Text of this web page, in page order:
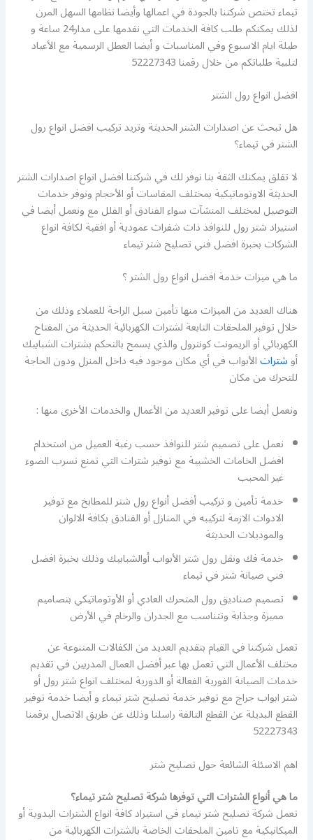
تيماء تختص شركتنا بالجودة في اعمالها وأيضا نظامها السهل المرن
لذلك يمكنكم طلب كافة الخدمات التي نقدمها على مدار24 ساعة و
طيلة ايام الاسبوع وفي المناسبات و أيضا العطل الرسمية مع الأعياد
لتلبية طلباتكم من خلال رقمنا 52227343
افضل انواع رول الشتر
هل تبحث عن اصدارات الشتر الحديثة وتريد تركيب افضل انواع رول
الشتر في تيماء؟
لا تقلق يمكنك الثقة بنا نوفر لك في شركتنا افضل انواع اصدارات الشتر
الحديثة الاوتوماتيكية بمختلف المقاسات أو الأحجام ونوفر خدمات
التوصيل لمختلف المنشآت سواء الفنادق أو الفلل مع ونعمل أيضا في
استيراد شتر رول للنوافذ ذات شفرات عمودية أو افقية لكافة انواع
الشركات بخبرة افضل فني تصليح شتر تيماء
ما هي ميزات خدمة افضل انواع رول الشتر ؟
هناك العديد من الميزات منها تأمين سبل الراحة للعملاء وذلك من
خلال توفير الملحقات التابعة لشترات الكهربائية الحديثة من المفتاح
الكهربائي أو الريمونت كونترول والذي يسمح بالتحكم بشترات الشبابيك
أوشتراتالأبواب في أي مكان موجود فيه داخل المنزل ودون الحاجة
للتحرك من مكان
ونعمل أيضا على توفير العديد من الأعمال والخدمات الأخرى منها :
نعمل على تصميم شتر للنوافذ حسب رغبة العميل من استخدام
افضل الخامات الخشبية مع توفير شترات التي تمنع تسرب الضوء
غير المحبب
خدمة تأمين و تركيب أفضل أنواع رول شتر للمطابخ مع توفير
الادوات الازمة لتركيبه في المنازل أو الفنادق بكافة الالوان
والموديلات الحديثة
خدمة فك ونقل رول شتر الأبواب أوالشبابيك وذلك بخبرة افضل
فني صيانة شتر في تيماء
تصميم صناديق رول المتحرك العادي أو الأوتوماتيكي بتصاميم
مميزة وجذابة وتتناسب مع الجدران والرخام في الأرض
تعمل شركتنا في القيام بتقديم العديد من الكفالات المتنوعة عن
مختلف الأعمال التي تعمل بها عبر أفضل العمال المدربين في تقديم
خدمات الصيانة الفورية الفعالة أو الدورية لمختلف انواع شتر رول أو
شتر ابواب جراج مع توفير خدمة تصليح شتر تيماء و أيضا خدمة توفير
القطع البديلة عن القطع التالفة راسلنا وذلك عن طريق الاتصال برقمنا
52227343
اهم الاسئلة الشائعة حول تصليح شتر
ما هي أنواع الشترات التي توفرها شركة تصليح شتر تيماء؟
تعمل شركة تصليح شتر تيماء في استيراد كافة انواع الشترات اليدوية أو
الميكانيكية مع تامين الملحقات الخاصة بالشترات الكهربائية من